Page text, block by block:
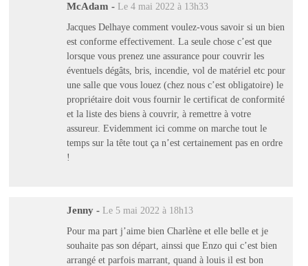
McAdam - Le 4 mai 2022 à 13h33
Jacques Delhaye comment voulez-vous savoir si un bien
est conforme effectivement. La seule chose c’est que
lorsque vous prenez une assurance pour couvrir les
éventuels dégâts, bris, incendie, vol de matériel etc pour
une salle que vous louez (chez nous c’est obligatoire) le
propriétaire doit vous fournir le certificat de conformité
et la liste des biens à couvrir, à remettre à votre
assureur. Evidemment ici comme on marche tout le
temps sur la tête tout ça n’est certainement pas en ordre
!
Jenny - Le 5 mai 2022 à 18h13
Pour ma part j’aime bien Charlène et elle belle et je
souhaite pas son départ, ainssi que Enzo qui c’est bien
arrangé et parfois marrant, quand à louis il est bon